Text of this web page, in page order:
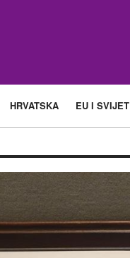
HRVATSKA EU I SVIJET